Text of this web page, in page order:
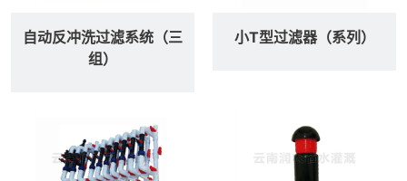
自动反冲洗过滤系统（三
组）
小T型过滤器（系列）